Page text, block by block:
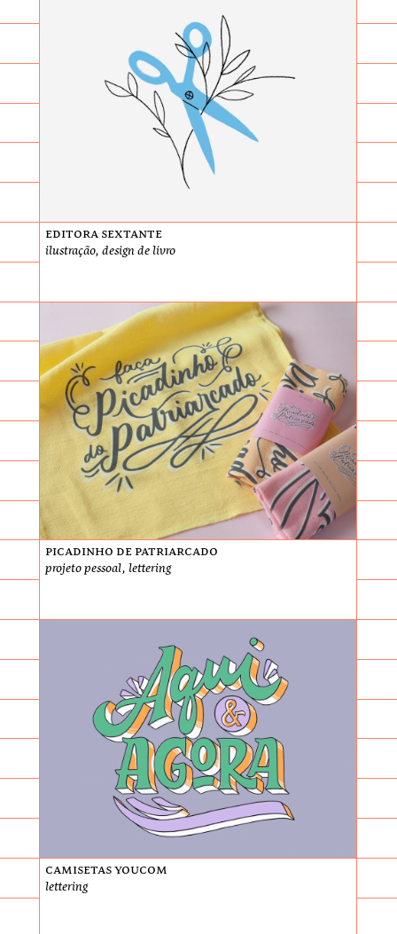
Editora Sextante
ilustração, design de livro
Picadinho de Patriarcado
projeto pessoal, lettering
Camisetas Youcom
lettering